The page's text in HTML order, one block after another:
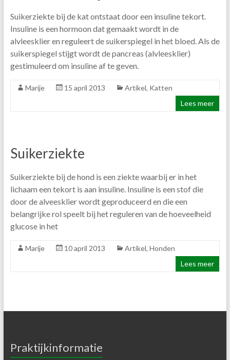
Suikerziekte bij de kat ontstaat door een insuline tekort.
Insuline is een hormoon dat gemaakt wordt in de
alvleesklier en reguleert de suikerspiegel in het bloed. Als de
suikerspiegel stijgt wordt de pancreas (alvleesklier)
gestimuleerd om insuline af te geven.
Marije 15 april 2013 Artikel, Katten
Lees meer
Suikerziekte
Suikerziekte bij de hond is een ziekte waarbij er in het
lichaam een tekort is aan insuline. Insuline is een stof die
door de alveesklier wordt geproduceerd en die een
belangrijke rol speelt bij het reguleren van de hoeveelheid
glucose in het
Marije 10 april 2013 Artikel, Honden
Lees meer
Praktijkinformatie